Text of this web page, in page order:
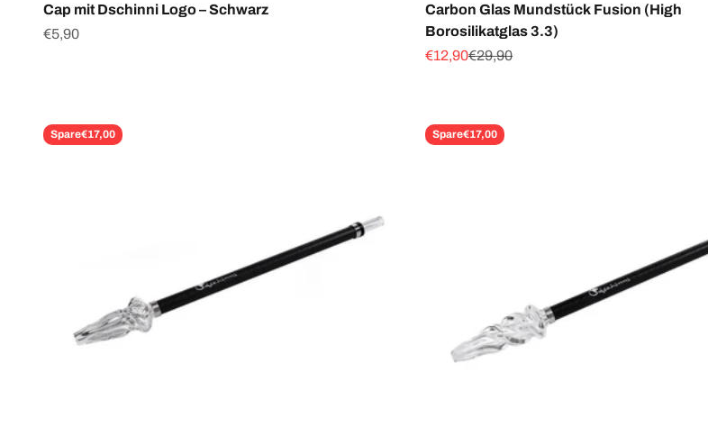
Cap mit Dschinni Logo – Schwarz
Angebot
€5,90
Carbon Glas Mundstück Fusion (High
Borosilikatglas 3.3)
Angebot
€12,90Regulärer Preis
€29,90
Spare€17,00 Spare€17,00